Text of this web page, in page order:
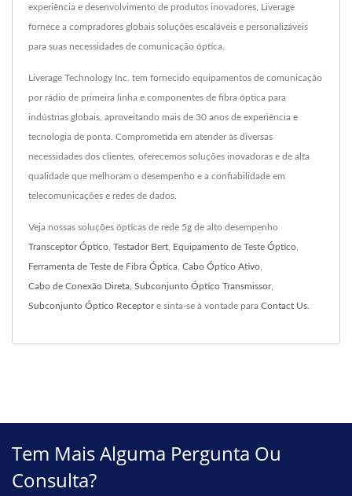
experiência e desenvolvimento de produtos inovadores, Liverage
fornece a compradores globais soluções escaláveis e personalizáveis
para suas necessidades de comunicação óptica.
Liverage Technology Inc. tem fornecido equipamentos de comunicação
por rádio de primeira linha e componentes de fibra óptica para
indústrias globais, aproveitando mais de 30 anos de experiência e
tecnologia de ponta. Comprometida em atender às diversas
necessidades dos clientes, oferecemos soluções inovadoras e de alta
qualidade que melhoram o desempenho e a confiabilidade em
telecomunicações e redes de dados.
Veja nossas soluções ópticas de rede 5g de alto desempenho
Transceptor Óptico Testador Bert Equipamento de Teste Óptico
Ferramenta de Teste de Fibra Óptica Cabo Óptico Ativo
Cabo de Conexão Direta Subconjunto Óptico Transmissor,
Subconjunto Óptico Receptore sinta-se à vontade para Contact Us
Tem Mais Alguma Pergunta Ou
Consulta?